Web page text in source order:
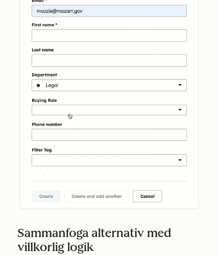
Sammanfoga alternativ med
villkorlig logik